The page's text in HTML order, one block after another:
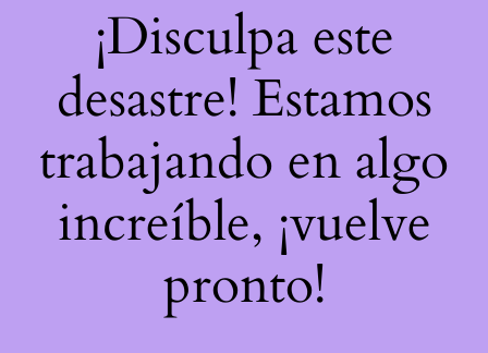
¡Disculpa este
desastre! Estamos
trabajando en algo
increíble, ¡vuelve
pronto!